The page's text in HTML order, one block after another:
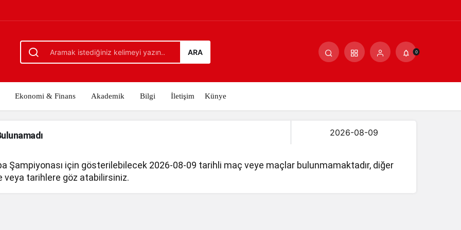
ARA 0
Ekonomi & Finans Akademik Bilgi İletişim Künye
Şampiyonası için gösterilebilecek 2026-08-09 tarihli maç veye maçlar bulunmamaktadır, diğer
veya tarihlere göz atabilirsiniz.